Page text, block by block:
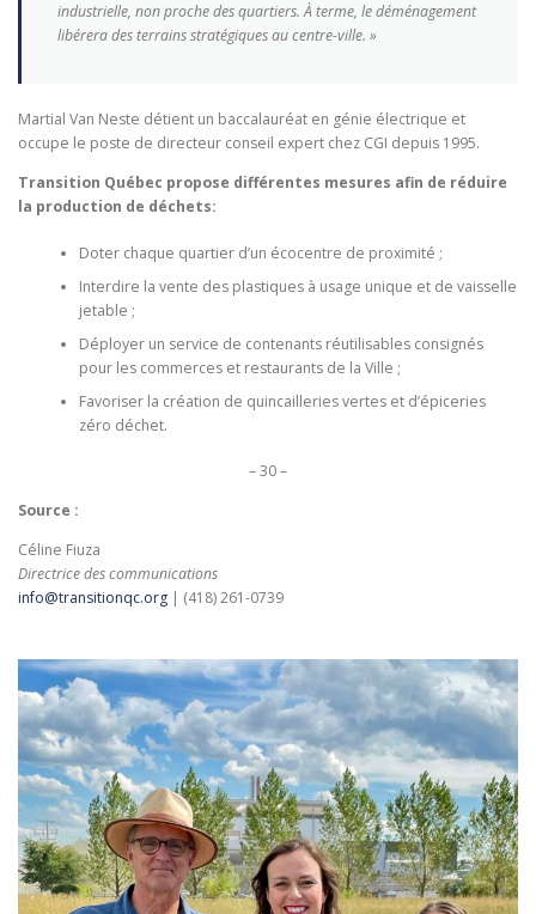
industrielle, non proche des quartiers. À terme, le déménagement
libérera des terrains stratégiques au centre-ville. »
Martial Van Neste détient un baccalauréat en génie électrique et
occupe le poste de directeur conseil expert chez CGI depuis 1995.
Transition Québec propose différentes mesures afin de réduire
la production de déchets:
Doter chaque quartier d’un écocentre de proximité ;
Interdire la vente des plastiques à usage unique et de vaisselle
jetable ;
Déployer un service de contenants réutilisables consignés
pour les commerces et restaurants de la Ville ;
Favoriser la création de quincailleries vertes et d’épiceries
zéro déchet.
– 30 –
Source :
Céline Fiuza
Directrice des communications
info@transitionqc.org | (418) 261-0739